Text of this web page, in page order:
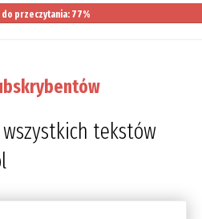
do przeczytania: 77%
tekstów